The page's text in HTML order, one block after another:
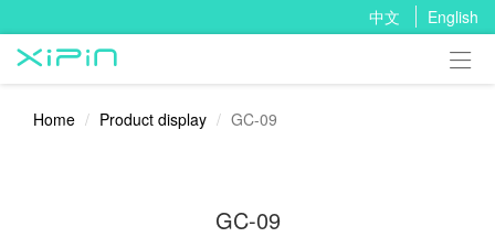
中文 English

Home Product display GC-09
GC-09